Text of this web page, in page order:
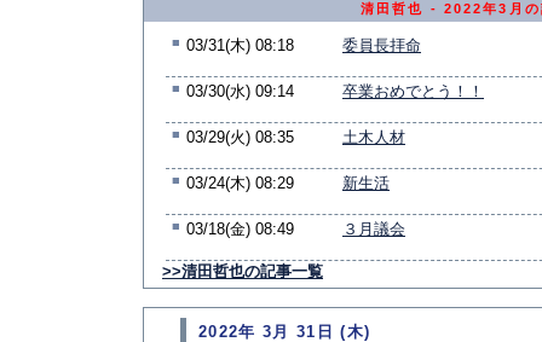
清田哲也 - 2022年3月の
■ 03/31(木) 08:18 委員長拝命
■ 03/30(水) 09:14 卒業おめでとう！！
■ 03/29(火) 08:35 土木人材
■ 03/24(木) 08:29 新生活
■ 03/18(金) 08:49 ３月議会
>>清田哲也の記事一覧
2022年 3月 31日 (木)